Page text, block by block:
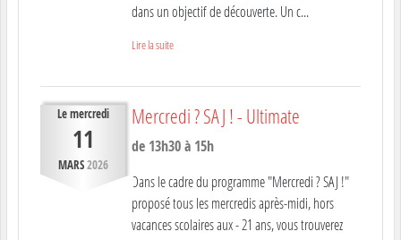
dans un objectif de découverte. Un c...
Lire la suite
Lemercredi
11
MARS2026
Mercredi ? SAJ ! - Ultimate
de 13h30 à 15h
Dans le cadre du programme "Mercredi ? SAJ !"
proposé tous les mercredis après-midi, hors
vacances scolaires aux - 21 ans, vous trouverez